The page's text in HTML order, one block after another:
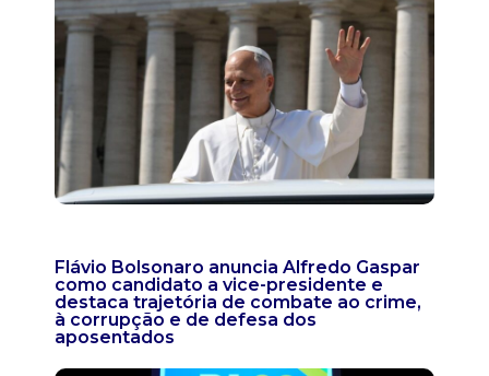
Flávio Bolsonaro anuncia Alfredo Gaspar
como candidato a vice-presidente e
destaca trajetória de combate ao crime,
à corrupção e de defesa dos
aposentados